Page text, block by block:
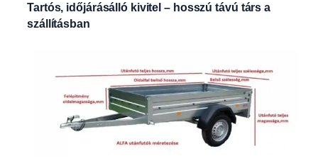
Tartós, időjárásálló kivitel – hosszú távú társ a
szállításban